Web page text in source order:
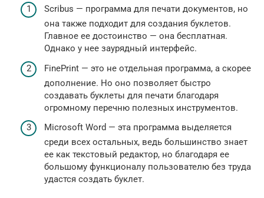
Scribus — программа для печати документов, но
она также подходит для создания буклетов.
Главное ее достоинство — она бесплатная.
Однако у нее заурядный интерфейс.
FinePrint — это не отдельная программа, а скорее
дополнение. Но оно позволяет быстро
создавать буклеты для печати благодаря
огромному перечню полезных инструментов.
Microsoft Word — эта программа выделяется
среди всех остальных, ведь большинство знает
ее как текстовый редактор, но благодаря ее
большому функционалу пользователю без труда
удастся создать буклет.